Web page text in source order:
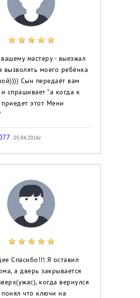
мастеру - выезжал
вызволять моего ребёнка
Сын передаёт вам
спрашивает "а когда к
этот Мени
05.04.2016г.
Спасибо!!! Я оставил
а дверь закрывается
когда вернулся
что ключи на